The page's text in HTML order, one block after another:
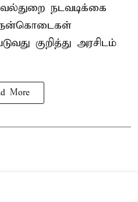
நடவடிக்கை
நன்கொடைகள்
குறித்து அரசிடம்
More